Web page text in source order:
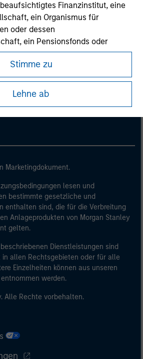
Finanzinstitut, eine
ein Organismus für
oder dessen
ein Pensionsfonds oder
ein Warenhändler
oder ein sonstiger
der in jedem Fall für die Tätigkeit
zugelassen sein oder
EUR, das für eigene Rechnung
nationale oder regionale
Stellen der staatlichen
auf nationaler oder regionaler
internationaler und
wie die Weltbank, der
und andere vergleichbare
die auf eigene Rechnung
die Definition eines
des Landes abweichen kann, von
zugegriffen wird.
Stimme zu
Lehne ab
Marketingdokument.
lesen und
bestimmte gesetzliche und
enthalten sind, die für die Verbreitung
Anlageprodukten von Morgan Stanley
gelten.
Dienstleistungen sind
allen Rechtsgebieten oder für alle
Einzelheiten können aus unseren
werden.
Alle Rechte vorbehalten.